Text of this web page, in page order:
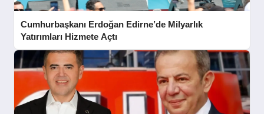
Cumhurbaşkanı Erdoğan Edirne’de Milyarlık
Yatırımları Hizmete Açtı